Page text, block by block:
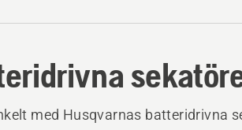
med Husqvarnas batteridrivna